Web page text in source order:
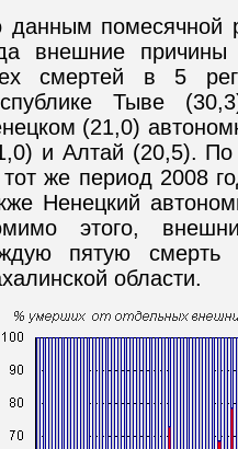
данным помесячной
внешние
смертей в 5
Тыве
(21,0)
и Алтай (20,5). По
тот же период 2008
Ненецкий
этого,
пятую смерть
области.